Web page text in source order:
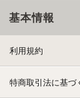
基本情報
利用規約
特商取引法に基づ